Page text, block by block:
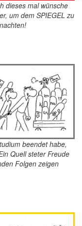
dieses mal wünsche
um dem SPIEGEL zu
beendet habe,
Quell steter Freude
Folgen zeigen